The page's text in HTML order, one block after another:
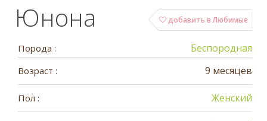
добавить в Любимые
Юнона
Порода : Беспородная
Возраст : 9 месяцев
Пол : Женский